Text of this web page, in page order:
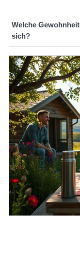
Welche
sich?